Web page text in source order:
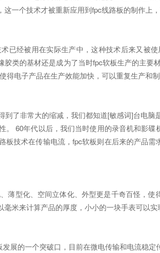
一个技术才被重新应用到fpc线路板的制作上，
已经被用在实际生产中，这种技术后来又被
类的基材还是成为了当时fpc软板生产的主
电子产品在生产效能加快，可以重复生产和制
了非常大的缩减，我们都知道[敏感词]台电
60年代以后，我们当时使用的录音机和影
技术在传输电流，fpc软板则在后来的产品
型化、空间立体化、外型更是千奇百怪，
米来计算产品的厚度，小小的一块手表可以
展的一个突破口，目前在微电传输和电流稳定